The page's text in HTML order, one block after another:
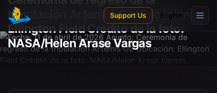
Skip to main content
Support Us English
tripulación Artemis-02 Ubicación:
Ellington Field Crédito de la foto:
NASA/Helen Arase Vargas